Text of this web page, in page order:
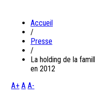
Accueil
/
Presse
/
La holding de la
en 2012
A+ A A-